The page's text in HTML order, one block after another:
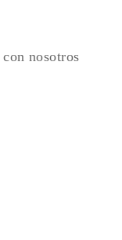
nosotros